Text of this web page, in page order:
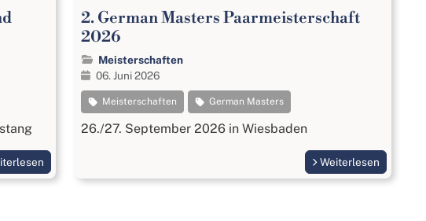
2. German Masters Paarmeisterschaft
2026
Meisterschaften
06. Juni 2026
Meisterschaften German Masters
26./27. September 2026 in Wiesbaden
Weiterlesen